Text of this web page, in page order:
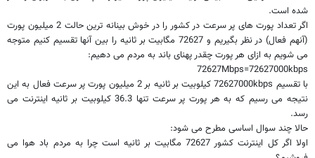
شده است.
اگر تعداد پورت های پر سرعت در کشور را در خوش بینانه ترین حالت 2 میلیون پورت
(آنهم فعال) در نظر بگیریم و 72627 مگابیت بر ثانیه را بین آنها تقسیم کنیم متوجه
می شویم به ازای هر پورت چقدر پهنای باند به مردم می دهیم:
72627Mbps=72627000kbps
با تقسیم 72627000kbps
کیلوبیت بر ثانیه بر 2 میلیون پورت پر سرعت فعال به این
نتیجه می رسیم که به هر پورت پر سرعت تنها 36.3 کیلوبیت بر ثانیه اینترنت می
رسد.
حالا چند سوال اساسی مطرح می شود:
اولا اگر کل اینترنت کشور 72627 مگابیت بر ثانیه است چرا به مردم باد هوا می